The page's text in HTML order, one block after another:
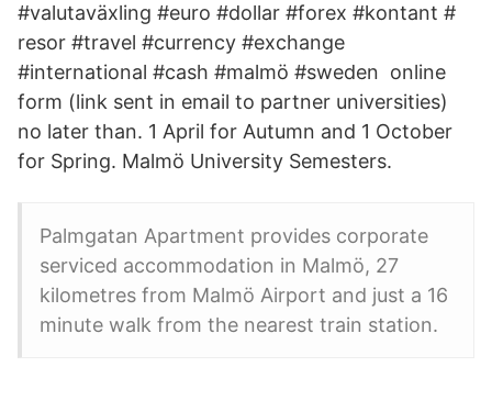
#valutaväxling #euro #dollar #forex #kontant #
resor #travel #currency #exchange
#international #cash #malmö #sweden online
form (link sent in email to partner universities)
no later than. 1 April for Autumn and 1 October
for Spring. Malmö University Semesters.
Palmgatan Apartment provides corporate
serviced accommodation in Malmö, 27
kilometres from Malmö Airport and just a 16
minute walk from the nearest train station.